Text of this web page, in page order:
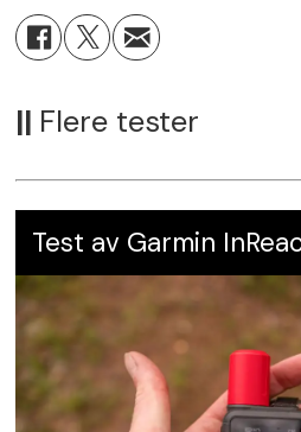
|| Flere tester
Test av Garmin